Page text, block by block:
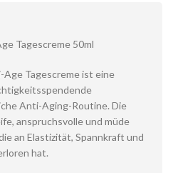
Tagescreme 50ml
Age Tagescreme ist eine
Anti-Aging-Routine. Die
anspruchsvolle und müde
an Elastizität, Spannkraft und
hat.